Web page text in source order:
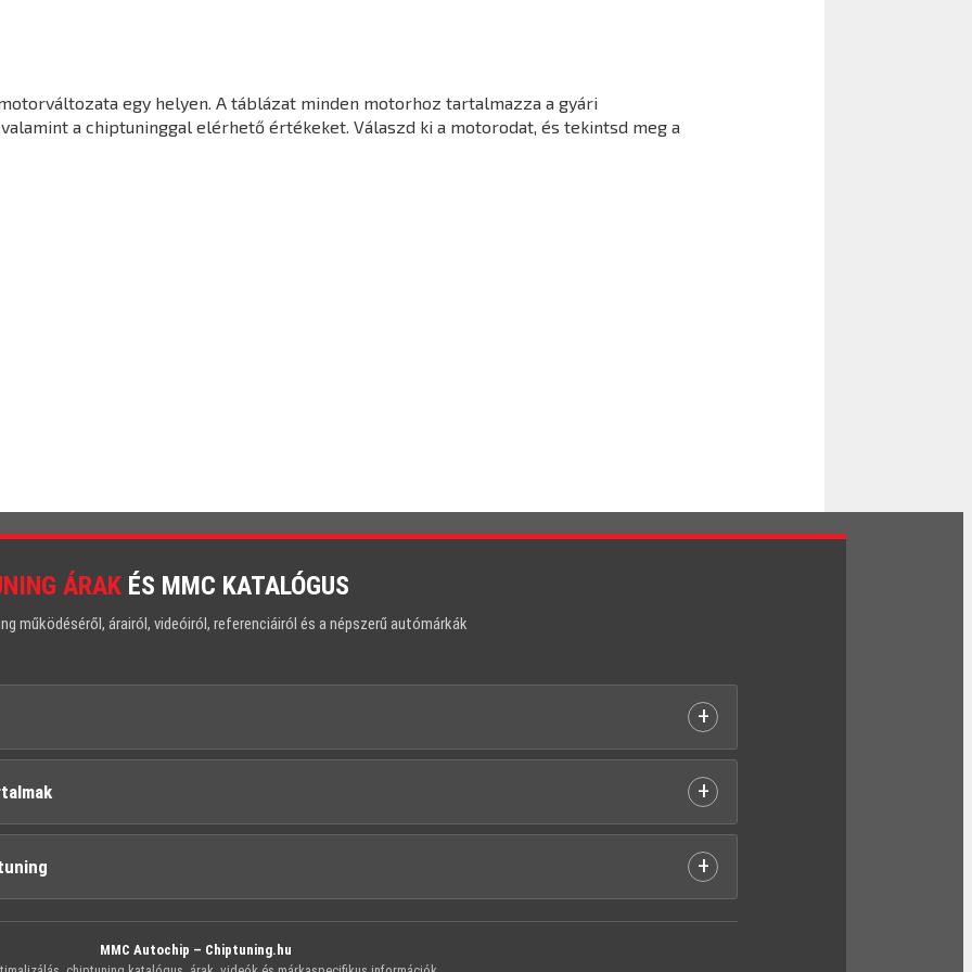
egy helyen. A táblázat minden motorhoz tartalmazza a gyári
a chiptuninggal elérhető értékeket. Válaszd ki a motorodat, és tekintsd meg a
ÁRAK ÉS MMC KATALÓGUS
működéséről, árairól, videóiról, referenciáiról és a népszerű autómárkák
+
+
+
MMC Autochip – Chiptuning.hu